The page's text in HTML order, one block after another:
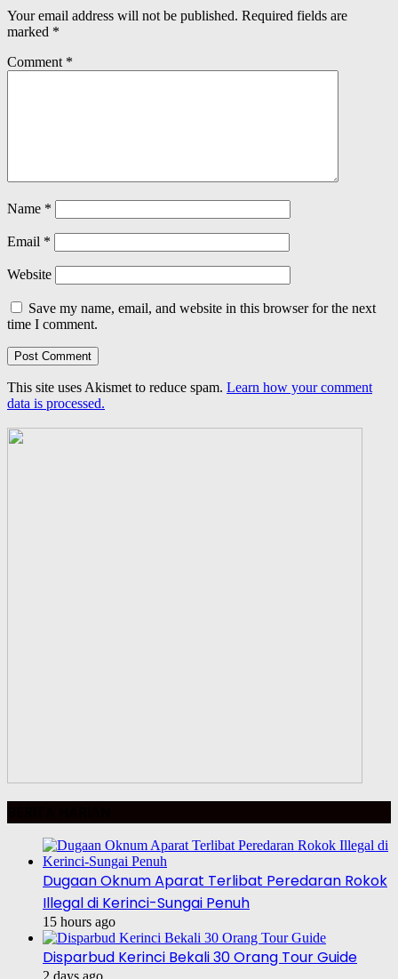
Your email address will not be published. Required fields are
marked *
Comment *
Name *
Email *
Website
Save my name, email, and website in this browser for the next
time I comment.
This site uses Akismet to reduce spam. Learn how your comment
data is processed.
Dugaan Oknum Aparat Terlibat Peredaran Rokok
Illegal di Kerinci-Sungai Penuh
15 hours ago
Disparbud Kerinci Bekali 30 Orang Tour Guide
2 days ago